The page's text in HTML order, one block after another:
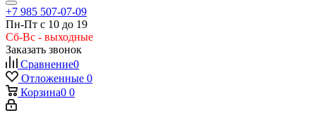
+7 985 507-07-09
Пн-Пт с 10 до 19
Сб-Вс - выходные
Заказать звонок
Сравнение0
Отложенные 0
Корзина0 0